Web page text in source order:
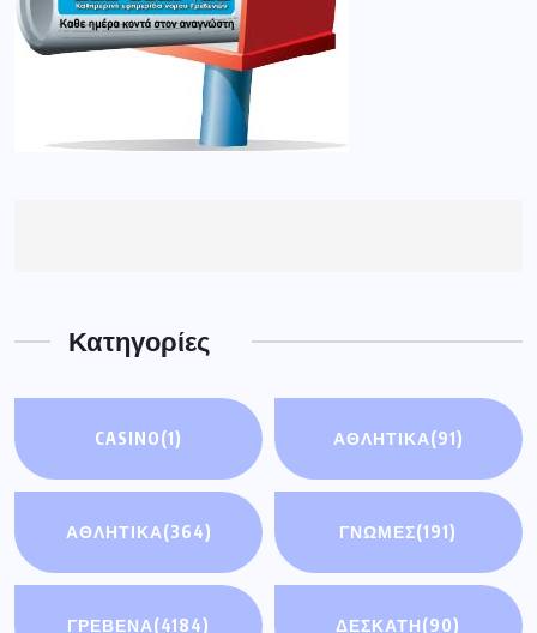
Κατηγορίες
CASINO(1) ΑΘΛΗΤΙΚΆ(91)
ΑΘΛΗΤΙΚΑ(364) ΓΝΩΜΕΣ(191)
ΓΡΕΒΕΝΑ(4184) ΔΕΣΚΑΤΗ(90)